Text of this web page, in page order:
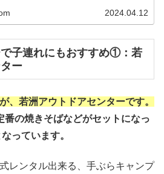
2024.04.12
子連れにもおすすめ①：若
ー
、若洲アウトドアセンターです。
番の焼きそばなどがセットになっ
っています。
レンタル出来る、手ぶらキャンプ